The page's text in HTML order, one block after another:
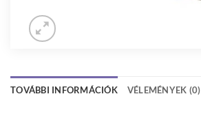
TOVÁBBI INFORMÁCIÓK VÉLEMÉNYEK (0)